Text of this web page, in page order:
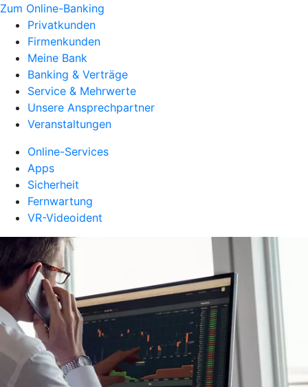
Zum Online-Banking
Privatkunden
Firmenkunden
Meine Bank
Banking & Verträge
Service & Mehrwerte
Unsere Ansprechpartner
Veranstaltungen
Online-Services
Apps
Sicherheit
Fernwartung
VR-Videoident